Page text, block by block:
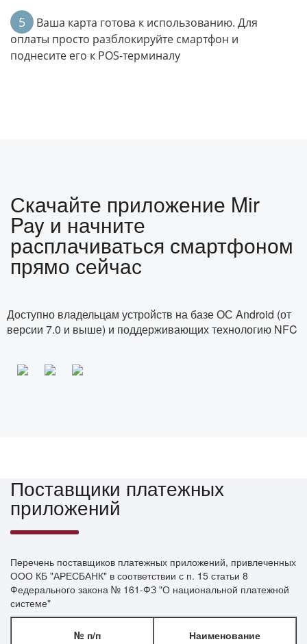
5
Ваша карта готова к использованию. Для
оплаты просто разблокируйте смартфон и
поднесите его к POS-терминалу
Скачайте приложение Mir
Pay и начните
расплачиваться смартфоном
прямо сейчас
Доступно владельцам устройств на базе ОС Android (от
версии 7.0 и выше) и поддерживающих технологию NFC
Поставщики платежных
приложений
Перечень поставщиков платежных приложений, привлеченных
ООО КБ "АРЕСБАНК" в соответствии с п. 15 статьи 8
Федерального закона № 161-ФЗ "О национальной платежной
системе"
№ п/п
Наименование